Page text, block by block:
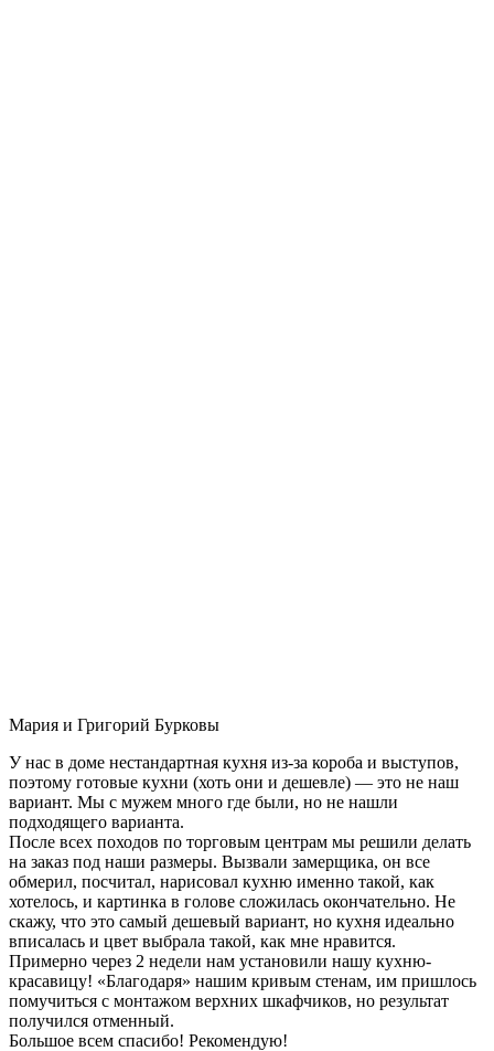
Мария и Григорий Бурковы
У нас в доме нестандартная кухня из-за короба и выступов,
поэтому готовые кухни (хоть они и дешевле) — это не наш
вариант. Мы с мужем много где были, но не нашли
подходящего варианта.
После всех походов по торговым центрам мы решили делать
на заказ под наши размеры. Вызвали замерщика, он все
обмерил, посчитал, нарисовал кухню именно такой, как
хотелось, и картинка в голове сложилась окончательно. Не
скажу, что это самый дешевый вариант, но кухня идеально
вписалась и цвет выбрала такой, как мне нравится.
Примерно через 2 недели нам установили нашу кухню-
красавицу! «Благодаря» нашим кривым стенам, им пришлось
помучиться с монтажом верхних шкафчиков, но результат
получился отменный.
Большое всем спасибо! Рекомендую!